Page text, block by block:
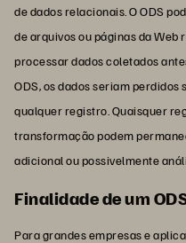
de dados relacionais. O ODS
de arquivos ou páginas da Web
processar dados coletados
ODS, os dados seriam
qualquer registro. Quaisquer
transformação podem
adicional ou possivelmente
Finalidade de um
Para grandes empresas e